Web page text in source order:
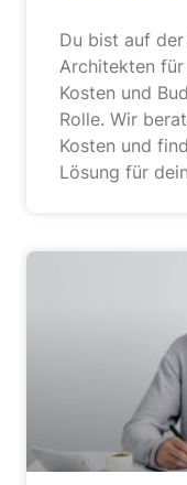
Du bist auf
Architekten
Kosten und
Rolle. Wir
Kosten und
Lösung für